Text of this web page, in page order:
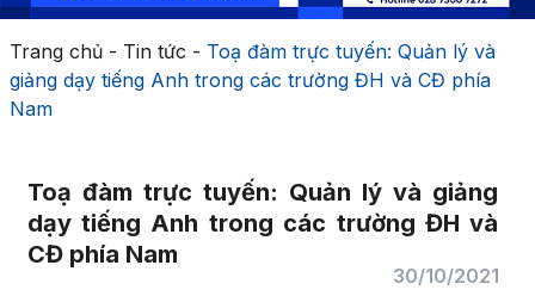
Trang chủ- Tin tức - Toạ đàm trực tuyến: Quản lý và
giảng dạy tiếng Anh trong các trường ĐH và CĐ phía
Nam
Toạ đàm trực tuyến: Quản lý và giảng
dạy tiếng Anh trong các trường ĐH và
CĐ phía Nam
30/10/2021